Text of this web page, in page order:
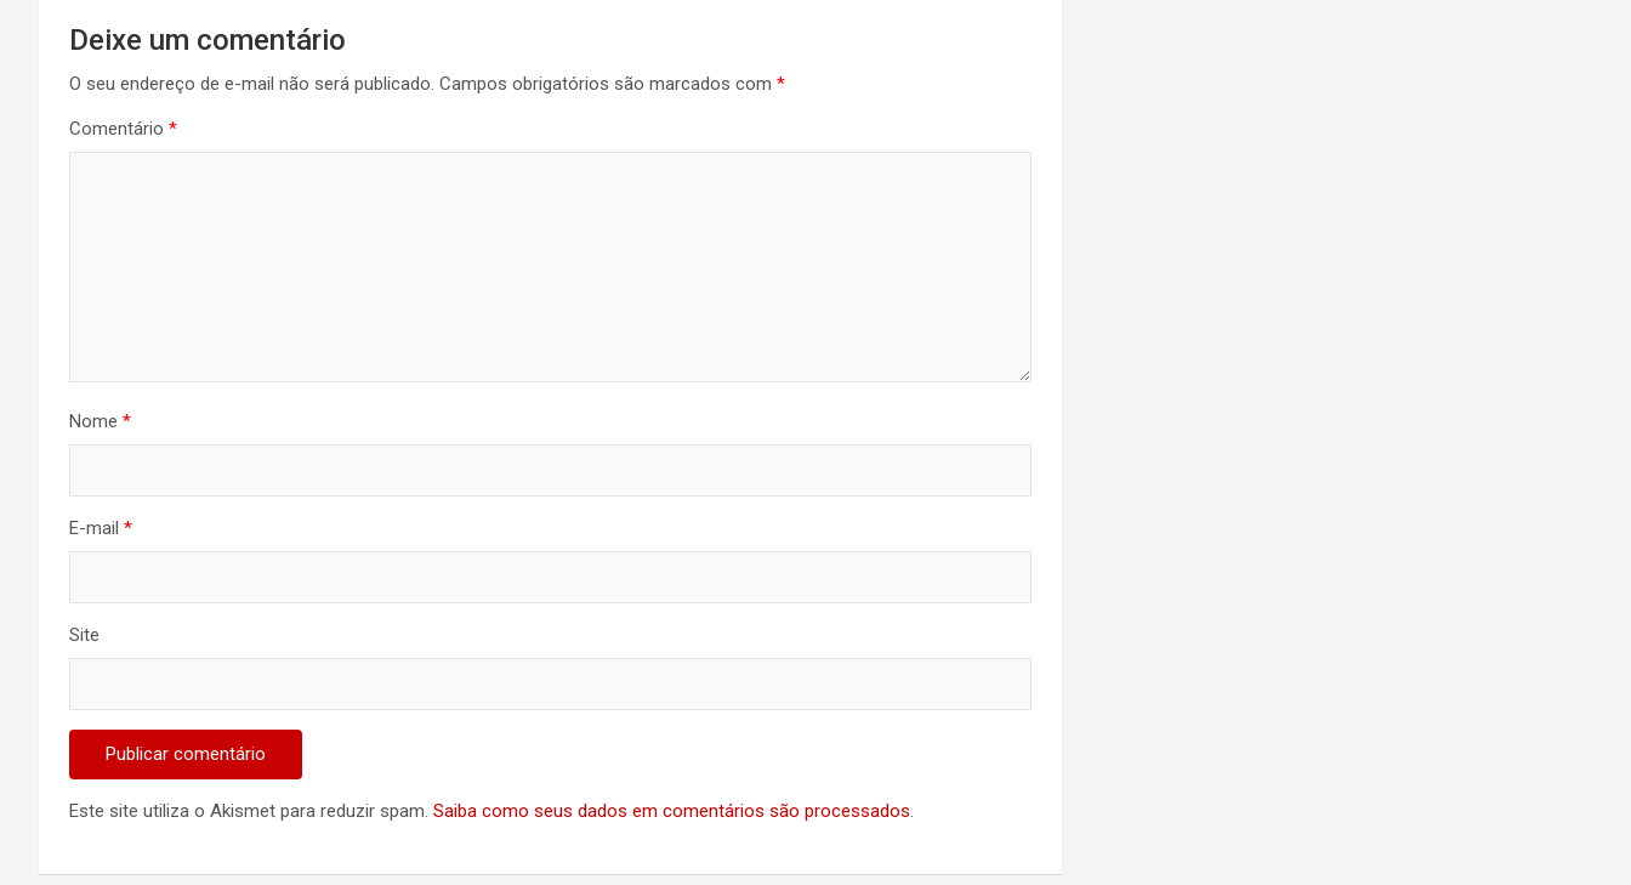
Deixe um comentário
O seu endereço de e-mail não será publicado. Campos obrigatórios são marcados com *
Comentário *
Nome *
E-mail *
Site
Este site utiliza o Akismet para reduzir spam. Saiba como seus dados em comentários são processados.